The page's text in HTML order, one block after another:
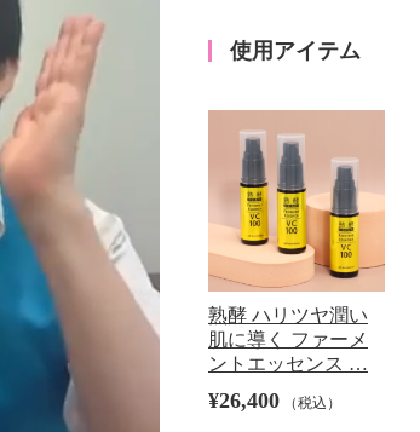
使用アイテム
熟酵 ハリツヤ潤い
肌に導く ファーメ
ントエッセンス …
¥26,400 （税込）